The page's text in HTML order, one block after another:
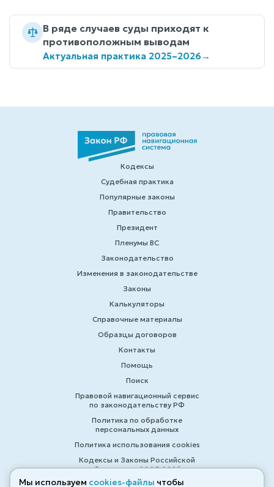
В ряде случаев суды приходят к
противоположным выводам
Актуальная практика 2025–2026→
Кодексы
Судебная практика
Популярные законы
Правительство
Президент
Пленумы ВС
Законодательство
Изменения в законодательстве
Законы
Калькуляторы
Справочные материалы
Образцы договоров
Контакты
Помощь
Поиск
Правовой навигационный сервис
по законодательству РФ
Политика по обработке
персональных данных
Политика использования cookies
Кодексы и Законы Российской
Федерации 2007-2026
Мы используем cookies-файлы чтобы